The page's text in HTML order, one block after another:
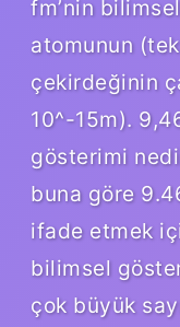
fm’nin
atomunun
çekirdeğinin
10^-15m).
gösterimi
buna göre
ifade etmek
bilimsel
çok büyük